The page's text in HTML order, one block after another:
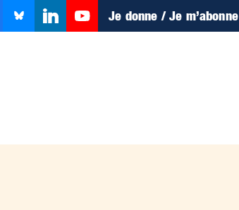
Je donne / Je m’abonne